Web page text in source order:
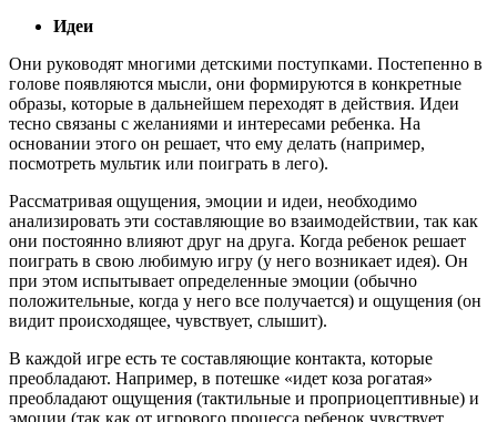
Идеи
Они руководят многими детскими поступками. Постепенно в
голове появляются мысли, они формируются в конкретные
образы, которые в дальнейшем переходят в действия. Идеи
тесно связаны с желаниями и интересами ребенка. На
основании этого он решает, что ему делать (например,
посмотреть мультик или поиграть в лего).
Рассматривая ощущения, эмоции и идеи, необходимо
анализировать эти составляющие во взаимодействии, так как
они постоянно влияют друг на друга. Когда ребенок решает
поиграть в свою любимую игру (у него возникает идея). Он
при этом испытывает определенные эмоции (обычно
положительные, когда у него все получается) и ощущения (он
видит происходящее, чувствует, слышит).
В каждой игре есть те составляющие контакта, которые
преобладают. Например, в потешке «идет коза рогатая»
преобладают ощущения (тактильные и проприоцептивные) и